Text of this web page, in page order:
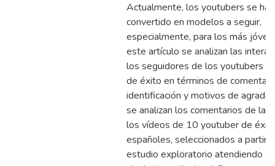
Actualmente, los youtubers se han
convertido en modelos a seguir,
especialmente, para los más
este artículo se analizan las
los seguidores de los youtubers
de éxito en términos de
identificación y motivos de
se analizan los comentarios de la
los vídeos de 10 youtuber de
españoles, seleccionados a partir
estudio exploratorio atendiendo a